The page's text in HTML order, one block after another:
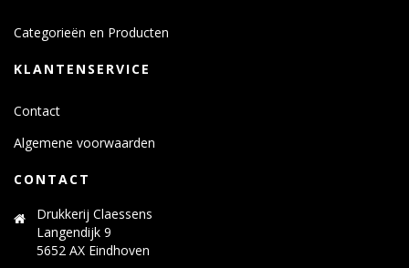
Categorieën en Producten
KLANTENSERVICE
Contact
Algemene voorwaarden
CONTACT
Drukkerij Claessens
Langendijk 9
5652 AX Eindhoven